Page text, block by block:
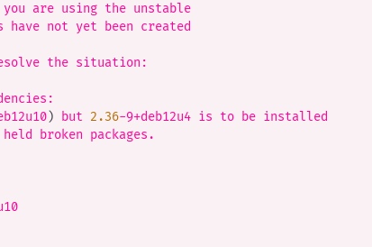
you are using the unstable
not yet been created
the situation:
) but 2.36-9+deb12u4 is to be installed
broken packages.